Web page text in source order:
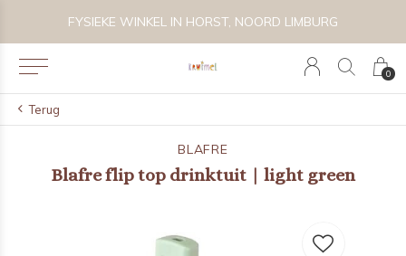
0
FYSIEKE WINKEL IN HORST, NOORD LIMBURG
Terug
BLAFRE
Blafre flip top drinktuit | light green